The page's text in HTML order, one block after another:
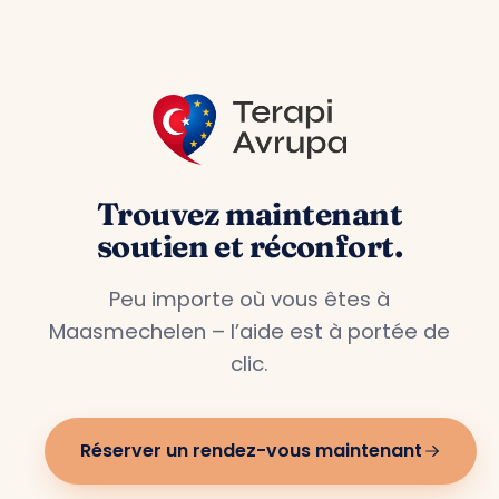
Trouvez maintenant
soutien et réconfort.
Peu importe où vous êtes à
Maasmechelen – l’aide est à portée de
clic.
Réserver un rendez-vous maintenant